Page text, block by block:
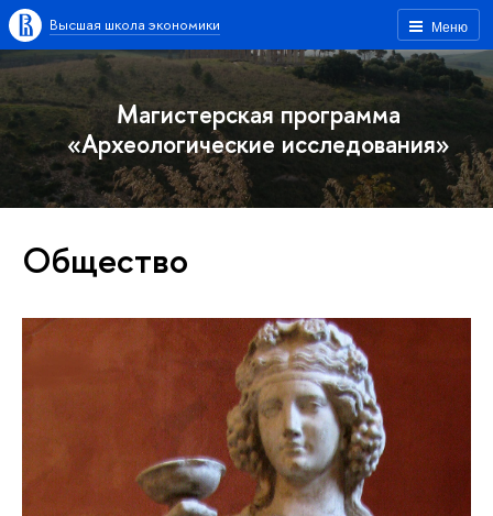
Меню
Высшая школа экономики
Магистерская программа
«Археологические исследования»
Общество